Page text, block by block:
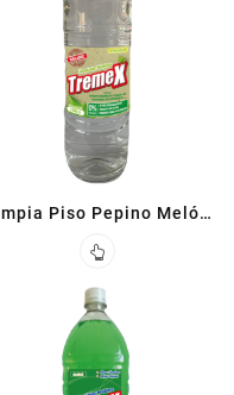
Piso Pepino Melón
1.8 L